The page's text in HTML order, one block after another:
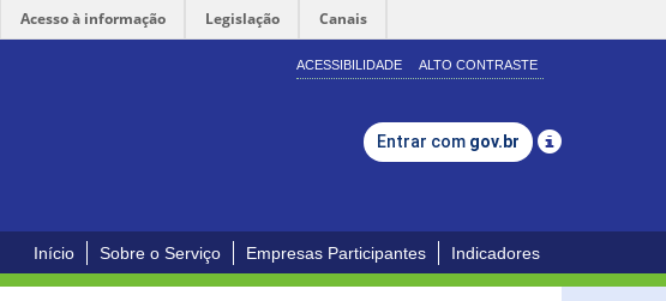
Acesso à informação Legislação Canais
ACESSIBILIDADE ALTO CONTRASTE
Entrar com gov.br
Início Sobre o Serviço Empresas Participantes Indicadores